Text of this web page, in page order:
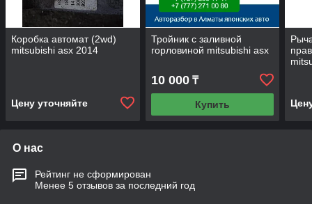
Коробка автомат (2wd)
mitsubishi asx 2014
Цену уточняйте
Тройник с заливной
горловиной mitsubishi asx
10 000₸
Купить
О нас
Рейтинг не сформирован
Менее 5 отзывов за последний год